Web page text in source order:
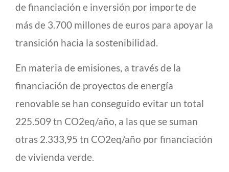
de financiación e inversión por importe de
más de 3.700 millones de euros para apoyar la
transición hacia la sostenibilidad.
En materia de emisiones, a través de la
financiación de proyectos de energía
renovable se han conseguido evitar un total
225.509 tn CO2eq/año, a las que se suman
otras 2.333,95 tn CO2eq/año por financiación
de vivienda verde.